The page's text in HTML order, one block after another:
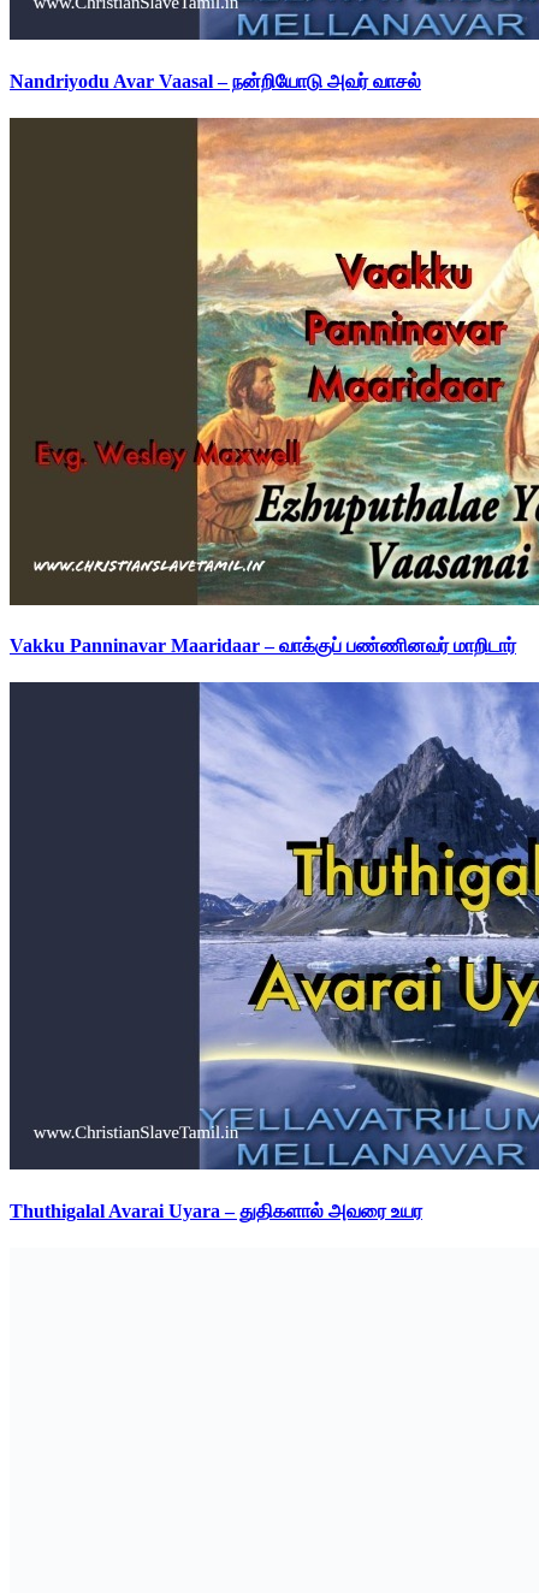
Nandriyodu Avar Vaasal – நன்றியோடு அவர் வாசல்
Vakku Panninavar Maaridaar – வாக்குப் பண்ணினவர் மாறிடார்
Thuthigalal Avarai Uyara – துதிகளால் அவரை உயர